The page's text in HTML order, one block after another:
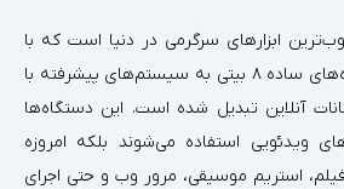
ابزارهای سرگرمی در دنیا است که با
گذشت سال‌ها، از دستگاه‌های ساده ۸ بیتی به سیستم‌های پیشرفته با
آنلاین تبدیل شده است. این دستگاه‌ها
ویدئویی استفاده می‌شوند بلکه امروزه
استریم موسیقی، مرور وب و حتی اجرای